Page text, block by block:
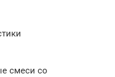
смеси со